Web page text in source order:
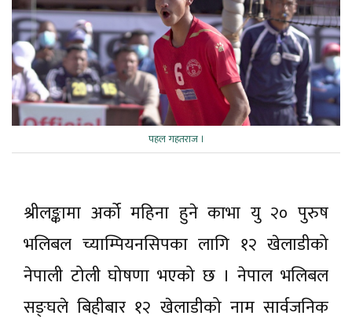
पहल गहतराज ।
श्रीलङ्कामा अर्को महिना हुने काभा यु २० पुरुष
भलिबल च्याम्पियनसिपका लागि १२ खेलाडीको
नेपाली टोली घोषणा भएको छ । नेपाल भलिबल
सङ्घले बिहीबार १२ खेलाडीको नाम सार्वजनिक